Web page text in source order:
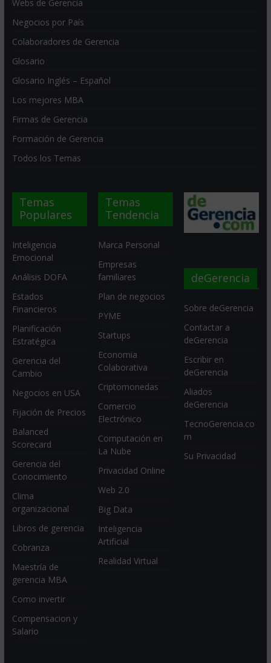
Webs de Gerencia
Negocios por País
Colaboradores de Gerencia
Glosario
Glosario Inglés – Español
Los mejores MBA
Firmas de Gerencia
Formación de Gerencia
Todos los Temas
Temas
Populares
Inteligencia
Emocional
Análisis DOFA
Estados
Financieros
Planificación
Estratégica
Gerencia del
Cambio
Negocios en USA
Fijación de Precios
Balanced
Scorecard
Gerencia del
Conocimiento
Clima
organizacional
Libros de gerencia
Cobranza
Maestría de
gerencia MBA
Como invertir
Compensacion y
Salario
Temas
Tendencia
Marca Personal
Empresas
familiares
Plan de negocios
PYME
Startups
Economia
Colaborativa
Criptomonedas
Comercio
Electrónico
Computación en
La Nube
Privacidad Online
Web 2.0
Big Data
Inteligencia
Artificial
Realidad Virtual
deGerencia
Sobre deGerencia
Contactar a
deGerencia
Escribir en
deGerencia
Aliados
deGerencia
TecnoGerencia.co
m
Su Privacidad